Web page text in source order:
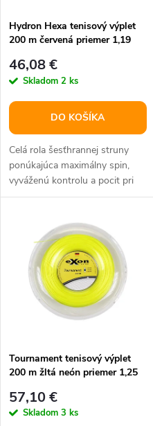
e
p
r
o
d
v
s
p
r
o
d
u
Hydron Hexa tenisový výplet
200 m červená priemer 1,19
46,08 €
Skladom 2 ks
DO KOŠÍKA
Celá rola šesťhrannej struny
ponúkajúca maximálny spin,
vyváženú kontrolu a pocit pri
hre.
Tournament tenisový výplet
200 m žltá neón priemer 1,25
57,10 €
Skladom 3 ks